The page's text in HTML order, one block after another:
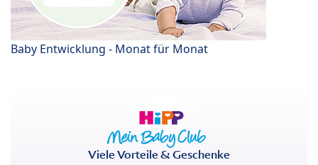
Baby Entwicklung - Monat für Monat
Viele Vorteile & Geschenke